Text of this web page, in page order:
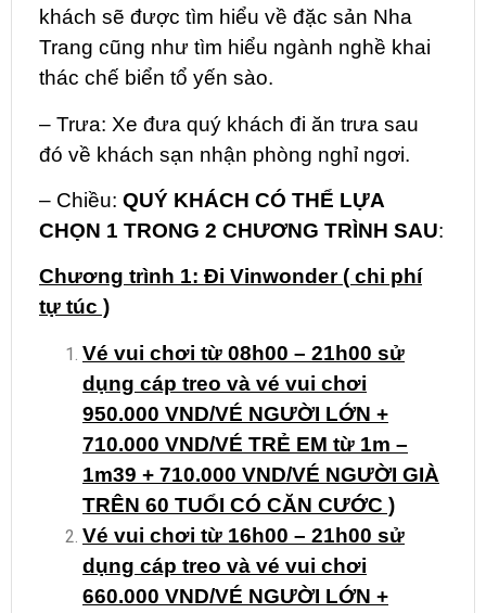
khách sẽ được tìm hiểu về đặc sản Nha
Trang cũng như tìm hiểu ngành nghề khai
thác chế biển tổ yến sào.
– Trưa: Xe đưa quý khách đi ăn trưa sau
đó về khách sạn nhận phòng nghỉ ngơi.
– Chiều: QUÝ KHÁCH CÓ THỂ LỰA
CHỌN 1 TRONG 2 CHƯƠNG TRÌNH SAU:
Chương trình 1: Đi Vinwonder ( chi phí
tự túc )
Vé vui chơi từ 08h00 – 21h00 sử
dụng cáp treo và vé vui chơi
950.000 VND/VÉ NGƯỜI LỚN +
710.000 VND/VÉ TRẺ EM từ 1m –
1m39 + 710.000 VND/VÉ NGƯỜI GIÀ
TRÊN 60 TUỔI CÓ CĂN CƯỚC )
Vé vui chơi từ 16h00 – 21h00 sử
dụng cáp treo và vé vui chơi
660.000 VND/VÉ NGƯỜI LỚN +